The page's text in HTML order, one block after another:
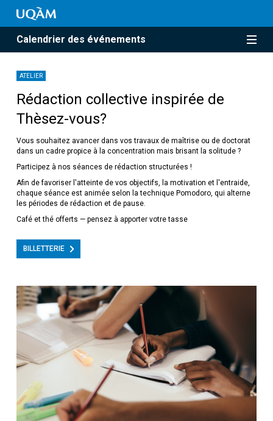
Calendrier des événements
ATELIER
Rédaction collective inspirée de
Thèsez-vous?
Vous souhaitez avancer dans vos travaux de maîtrise ou de doctorat
dans un cadre propice à la concentration mais brisant la solitude ?
Participez à nos séances de rédaction structurées !
Afin de favoriser l'atteinte de vos objectifs, la motivation et l'entraide,
chaque séance est animée selon la technique Pomodoro, qui alterne
les périodes de rédaction et de pause.
Café et thé offerts — pensez à apporter votre tasse
BILLETTERIE